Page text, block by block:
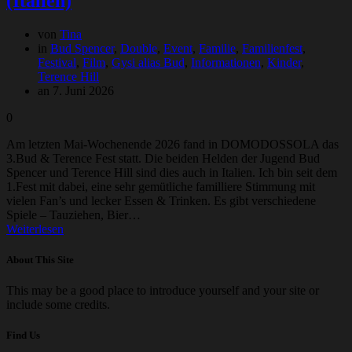
von Tina
in Bud Spencer, Double, Event, Familie, Familienfest,
Festival, Film, Gysi alias Bud, Informationen, Kinder,
Terence Hill
an 7. Juni 2026
0
Am letzten Mai-Wochenende 2026 fand in DOMODOSSOLA das
3.Bud & Terence Fest statt. Die beiden Helden der Jugend Bud
Spencer und Terence Hill sind dies auch in Italien. Ich bin seit dem
1.Fest mit dabei, eine sehr gemütliche familliere Stimmung mit
vielen Fan’s und lecker Essen & Trinken. Es gibt verschiedene
Spiele – Tauziehen, Bier…
Weiterlesen
About This Site
This may be a good place to introduce yourself and your site or
include some credits.
Find Us